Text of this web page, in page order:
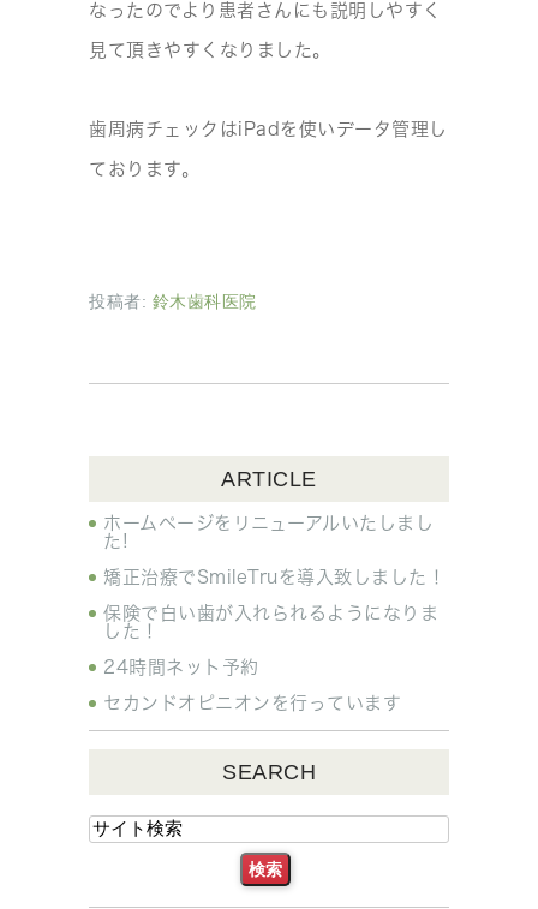
なったのでより患者さんにも説明しやすく
見て頂きやすくなりました。
歯周病チェックはiPadを使いデータ管理し
ております。
投稿者: 鈴木歯科医院
ARTICLE
ホームページをリニューアルいたしまし
た!
矯正治療でSmileTruを導入致しました！
保険で白い歯が入れられるようになりま
した！
24時間ネット予約
セカンドオピニオンを行っています
SEARCH